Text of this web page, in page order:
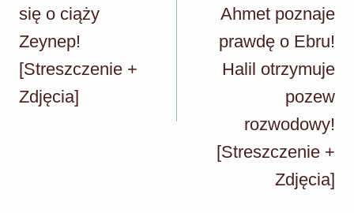
się o ciąży
Zeynep!
[Streszczenie +
Zdjęcia]
Ahmet poznaje
prawdę o Ebru!
Halil otrzymuje
pozew
rozwodowy!
[Streszczenie +
Zdjęcia]